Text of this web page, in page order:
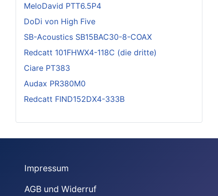
MeloDavid PTT6.5P4
DoDi von High Five
SB-Acoustics SB15BAC30-8-COAX
Redcatt 101FHWX4-118C (die dritte)
Ciare PT383
Audax PR380M0
Redcatt FIND152DX4-333B
Impressum
AGB und Widerruf